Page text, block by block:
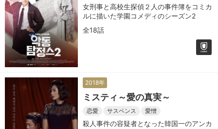
女刑事と高校生探偵２人の事件簿をコミカ
ルに描いた学園コメディのシーズン2
全18話
2018年
ミスティ～愛の真実～
恋愛 サスペンス 愛憎
殺人事件の容疑者となった韓国一のアンカ